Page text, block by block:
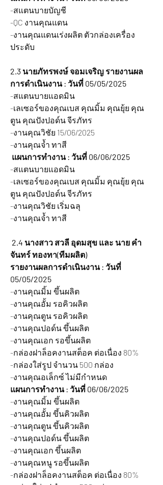
-สแตนบายบัญชี
-QC งานคุณแดน
-งานคุณแดนเร่งผลิต ตัวกล่องเครื่อง
ประดับ
2.3 นายภัทรพงษ์ จอมเจริญ รายงานผล
การดำเนินงาน : วันที่ 05/05/2025
-สแตนบายแอดมิน
-เลเซอร์ของคุณเบส คุณมิ้ม คุณยุ้ย คุณ
ตูน คุณปังปอด์น จีรภัทร
-งานคุณวิชัย 15/06/2025
-งานคุณจ้ำ ทาสี
แผนการทำงาน : วันที่ 06/06/2025
-สแตนบายแอดมิน
-เลเซอร์ของคุณเบส คุณมิ้ม คุณยุ้ย คุณ
ตูน คุณปังปอด์น จีรภัทร
-งานคุณวิชัย เริ่มฉลุ
-งานคุณจ้ำ ทาสี
2.4 นางสาว สวลี อุดมสุข และ นาย คำ
จันทร์ ทองทา(ทีมผลิต)
รายงานผลการดำเนินงาน : วันที่
05/05/2025
-งานคุณมิ้ม ขึ้นผลิต
-งานคุณอั้ม รอคิวผลิต
-งานคุณตูน รอคิวผลิต
-งานคุณปอด์น ขึ้นผลิต
-งานคุณเอก รอขึ้นผลิต
-กล่องฝาล็อคงานสต็อค ต่อเนื่อง 80%
-กล่องใส่รูป จำนวน 500 กล่อง
-งานคุณอเล็กซ์ ไม่มีกำหนด
แผนการทำงาน : วันที่ 06/06/2025
-งานคุณมิ้ม ขึ้นผลิต
-งานคุณอั้ม ขึ้นคิวผลิต
-งานคุณตูน ขึ้นคิวผลิต
-งานคุณปอด์น ขึ้นผลิต
-งานคุณเอก ขึ้นผลิต
-งานคุณหนู รอขึ้นผลิต
-กล่องฝาล็อคงานสต็อค ต่อเนื่อง 80%